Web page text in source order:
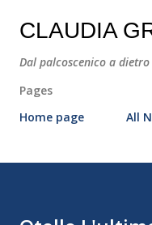
Passa
CLAUDIA
Dal palcoscenico a
Pages
Home page
All